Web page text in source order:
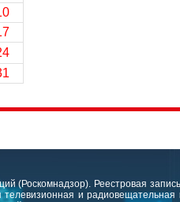
(Роскомнадзор). Реестровая
и радиовещательная